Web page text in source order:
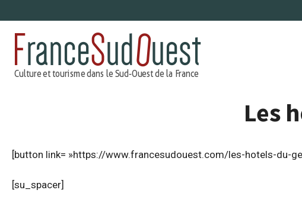
au
contenu
Les
[button link= »https://www.francesudouest.com/les-hotels-du-
[su_spacer]